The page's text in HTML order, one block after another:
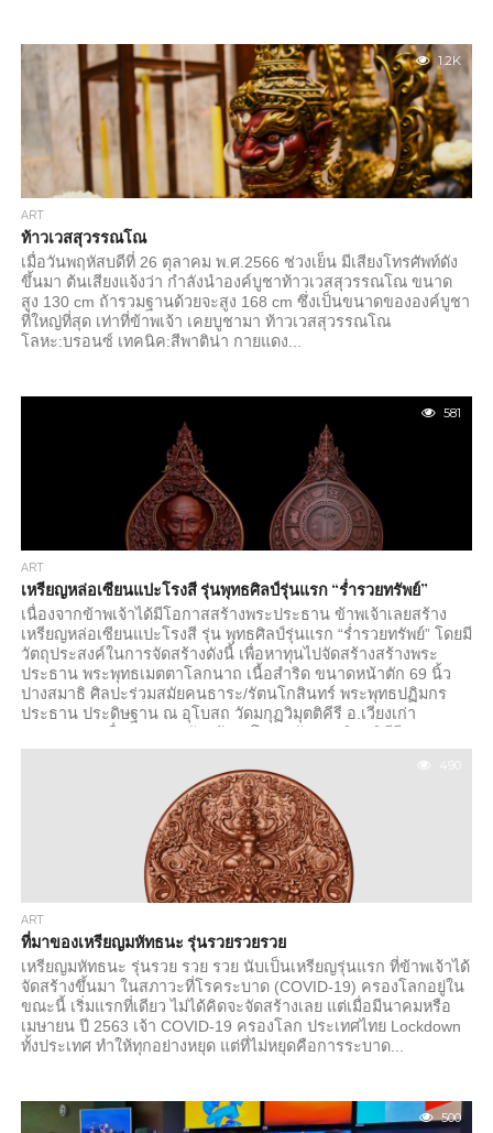
1.2K
ART
ท้าวเวสสุวรรณโณ
เมื่อวันพฤหัสบดีที่ 26 ตุลาคม พ.ศ.2566 ช่วงเย็น มีเสียงโทรศัพท์ดัง
ขึ้นมา ต้นเสียงแจ้งว่า กำลังนำองค์บูชาท้าวเวสสุวรรณโณ ขนาด
สูง 130 cm ถ้ารวมฐานด้วยจะสูง 168 cm ซึ่งเป็นขนาดขององค์บูชา
ที่ใหญ่ที่สุด เท่าที่ข้าพเจ้า เคยบูชามา ท้าวเวสสุวรรณโณ
โลหะ:บรอนซ์ เทคนิค:สีพาติน่า กายแดง...
581
ART
เหรียญหล่อเซียนแปะโรงสี รุ่นพุทธศิลป์รุ่นแรก “ร่ำรวยทรัพย์”
เนื่องจากข้าพเจ้าได้มีโอกาสสร้างพระประธาน ข้าพเจ้าเลยสร้าง
เหรียญหล่อเซียนแปะโรงสี รุ่น พุทธศิลป์รุ่นแรก “ร่ำรวยทรัพย์” โดยมี
วัตถุประสงค์ในการจัดสร้างดังนี้ เพื่อหาทุนไปจัดสร้างสร้างพระ
ประธาน พระพุทธเมตตาโลกนาถ เนื้อสำริด ขนาดหน้าตัก 69 นิ้ว
ปางสมาธิ ศิลปะร่วมสมัยคนธาระ/รัตนโกสินทร์ พระพุทธปฏิมกร
ประธาน ประดิษฐาน ณ อุโบสถ วัดมกุฏวิมุตติคีรี อ.เวียงเก่า
490
ART
ที่มาของเหรียญมหัทธนะ รุ่นรวยรวยรวย
เหรียญมหัทธนะ รุ่นรวย รวย รวย นับเป็นเหรียญรุ่นแรก ที่ข้าพเจ้าได้
จัดสร้างขึ้นมา ในสภาวะที่โรคระบาด (COVID-19) ครองโลกอยู่ใน
ขณะนี้ เริ่มแรกที่เดียว ไม่ได้คิดจะจัดสร้างเลย แต่เมื่อมีนาคมหรือ
เมษายน ปี 2563 เจ้า COVID-19 ครองโลก ประเทศไทย Lockdown
ทั้งประเทศ ทำให้ทุกอย่างหยุด แต่ที่ไม่หยุดคือการระบาด...
500